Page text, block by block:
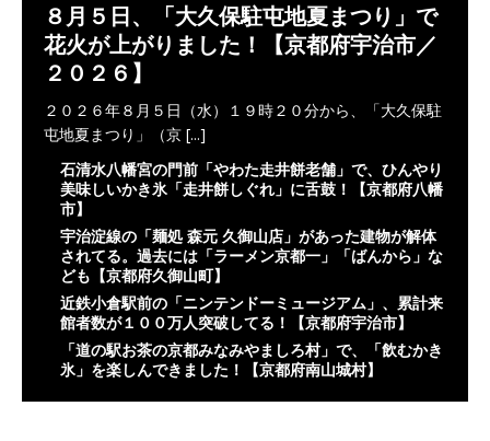
８月５日、「大久保駐屯地夏まつり」で
花火が上がりました！【京都府宇治市／
２０２６】
２０２６年８月５日（水）１９時２０分から、「大久保駐
屯地夏まつり」（京 [...]
石清水八幡宮の門前「やわた走井餅老舗」で、ひんやり
美味しいかき氷「走井餅しぐれ」に舌鼓！【京都府八幡
市】
宇治淀線の「麺処 森元 久御山店」があった建物が解体
されてる。過去には「ラーメン京都一」「ばんから」な
ども【京都府久御山町】
近鉄小倉駅前の「ニンテンドーミュージアム」、累計来
館者数が１００万人突破してる！【京都府宇治市】
「道の駅お茶の京都みなみやましろ村」で、「飲むかき
氷」を楽しんできました！【京都府南山城村】